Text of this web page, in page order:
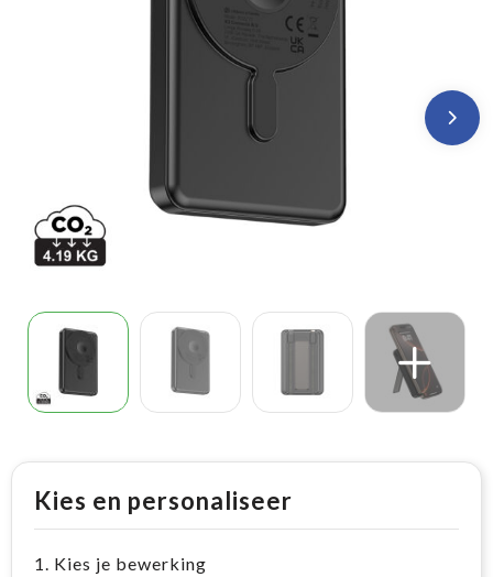
Kies en personaliseer
1. Kies je bewerking